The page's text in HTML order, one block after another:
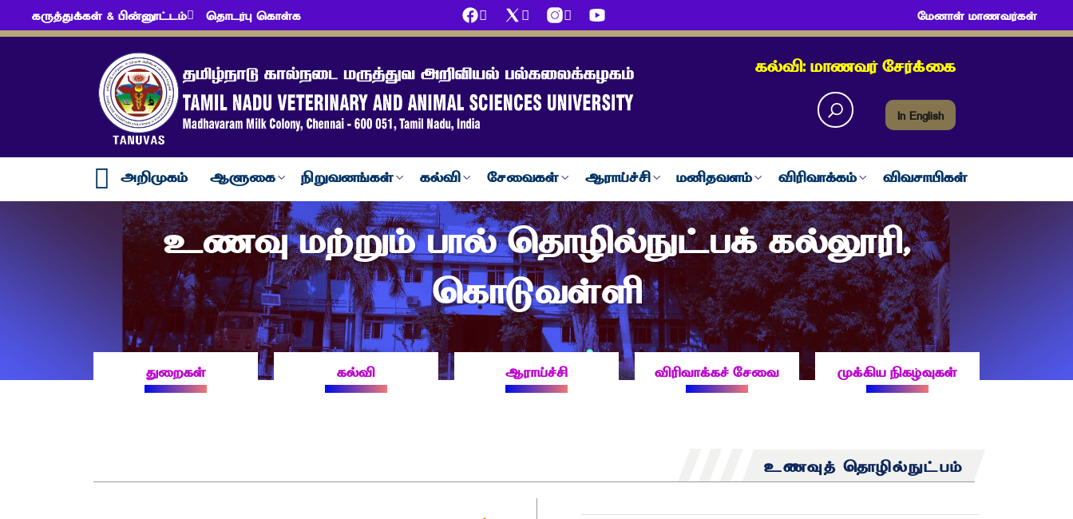
கருத்துக்கள் & பின்னூட்டம் தொடர்பு கொள்க மேனாள் மாணவர்கள்
கல்வி: மாணவர் சேர்க்கை
In English
அறிமுகம் ஆளுகை நிறுவனங்கள் கல்வி சேவைகள் ஆராய்ச்சி மனிதவளம் விரிவாக்கம் விவசாயிகள்
உணவு மற்றும் பால் தொழில்நுட்பக் கல்லூரி,
கொடுவள்ளி
துறைகள்
துறைகள் கல்வி ஆராய்ச்சி விரிவாக்கச் சேவை முக்கிய நிகழ்வுகள்
உணவுத் தொழில்நுட்பம்